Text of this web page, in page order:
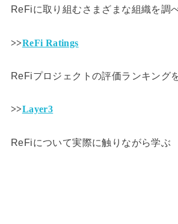
ReFiに取り組むさまざまな組織を調
>>ReFi Ratings
ReFiプロジェクトの評価ランキング
>>Layer3
ReFiについて実際に触りながら学ぶ